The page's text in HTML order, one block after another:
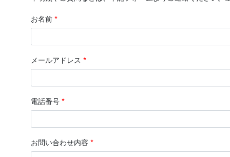
お名前*
メールアドレス *
電話番号*
お問い合わせ内容 *